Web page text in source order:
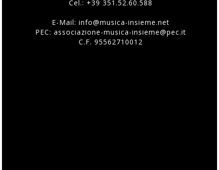
Cel.: +39 351.52.60.588
E-Mail: info@musica-insieme.net
PEC: associazione-musica-insieme@pec.it
C.F. 95562710012